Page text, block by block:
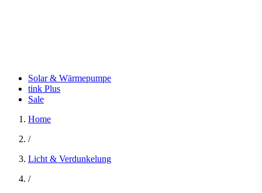
Solar & Wärmepumpe
tink Plus
Sale
Home
/
Licht & Verdunkelung
/